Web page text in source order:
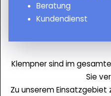
Beratung
Kundendienst
Klempner sind im
Sie
Zu unserem